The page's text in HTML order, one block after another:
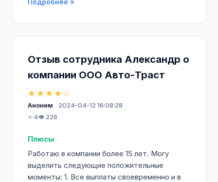
Подробнее »
Отзыв сотрудника Александр о
компании ООО Авто-Траст
★★★★☆
Аноним
2024-04-12 16:08:28
⭐ 4👁️ 226
Плюсы
Работаю в компании более 15 лет. Могу
выделить следующие положительные
моменты: 1. Все выплаты своевременно и в